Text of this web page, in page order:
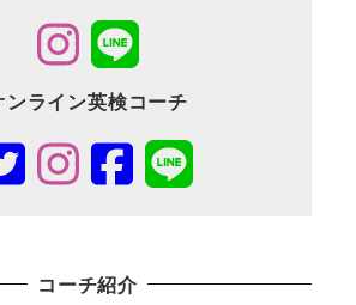
ンライン英検コーチ
コーチ紹介